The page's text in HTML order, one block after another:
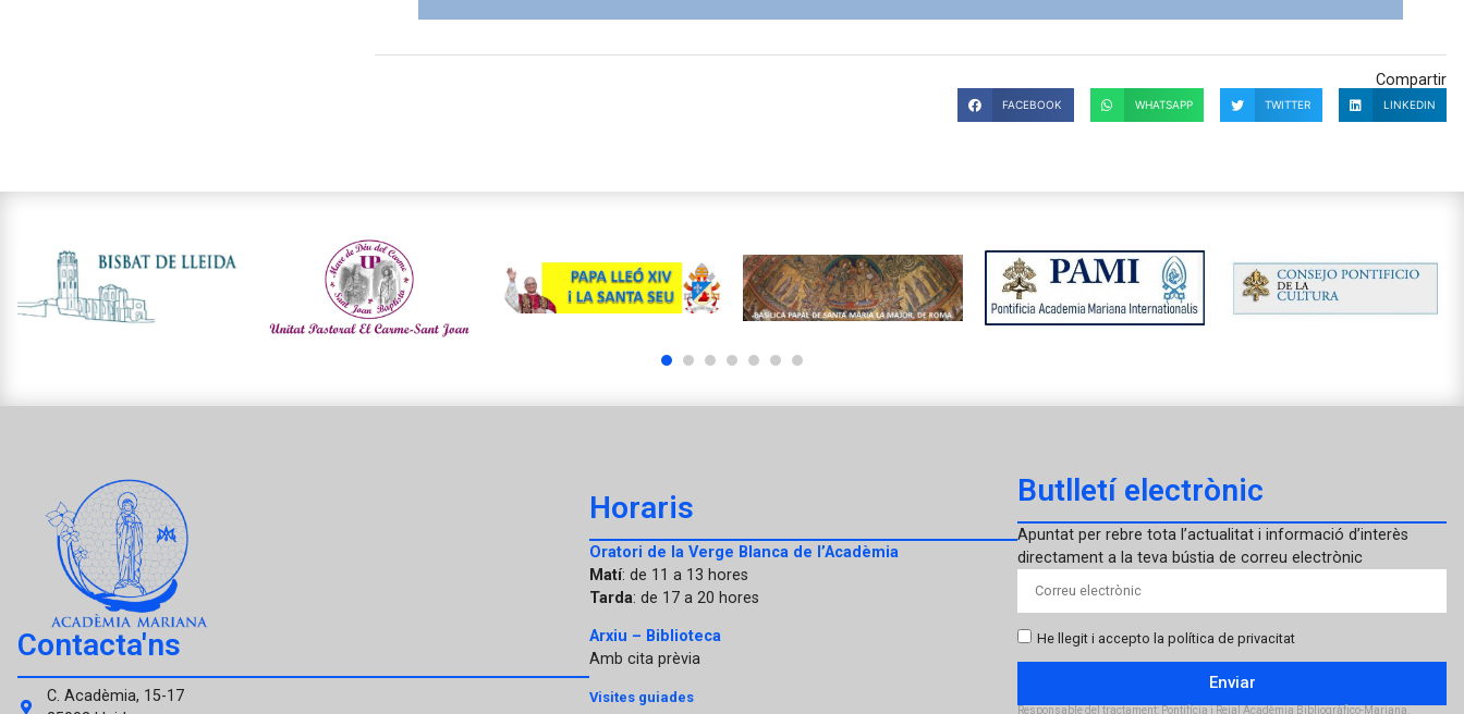
Compartir
FACEBOOK WHATSAPP TWITTER LINKEDIN
Contacta'ns
C. Acadèmia, 15-17
Horaris
Oratori de la Verge Blanca de l’Acadèmia
Matí: de 11 a 13 hores
Tarda: de 17 a 20 hores
Arxiu – Biblioteca
Amb cita prèvia
Visites guiades
Butlletí electrònic
Apuntat per rebre tota l’actualitat i informació d’interès
directament a la teva bústia de correu electrònic
He llegit i accepto la política de privacitat
Enviar
Responsable del tractament: Pontifícia i Reial Acadèmia Bibliogràfico-Mariana.